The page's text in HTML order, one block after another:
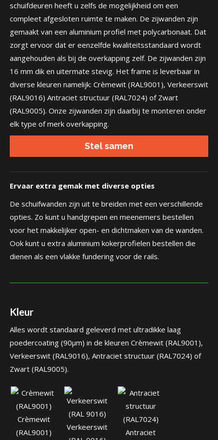
schuifdeuren heeft u zelfs de mogelijkheid om een
compleet afgesloten ruimte te maken. De zijwanden zijn
gemaakt van een aluminium profiel met polycarbonaat. Dat
zorgt ervoor dat er eenzelfde kwaliteitsstandaard wordt
aangehouden als bij de overkapping zelf. De zijwanden zijn
16 mm dik en uitermate stevig. Het frame is leverbaar in
diverse kleuren namelijk: Crèmewit (RAL9001), Verkeerswit
(RAL9016) Antraciet structuur (RAL7024) of Zwart
(RAL9005). Onze zijwanden zijn daarbij te monteren onder
elk type of merk overkapping.
Stel samen
Ervaar extra gemak met diverse opties
De schuifwanden zijn uit te breiden met een verschillende
opties. Zo kunt u handgrepen en meenemers bestellen
voor het makkelijker open- en dichtmaken van de wanden.
Ook kunt u extra aluminium kokerprofielen bestellen die
dienen als een vlakke fundering voor de rails.
Kleur
Alles wordt standaard geleverd met ultradikke laag
poedercoating (90µm) in de kleuren Crèmewit (RAL9001),
Verkeerswit (RAL9016), Antraciet structuur (RAL7024) of
Zwart (RAL9005).
Crèmewit
(RAL9001)
Verkeerswit
Antraciet